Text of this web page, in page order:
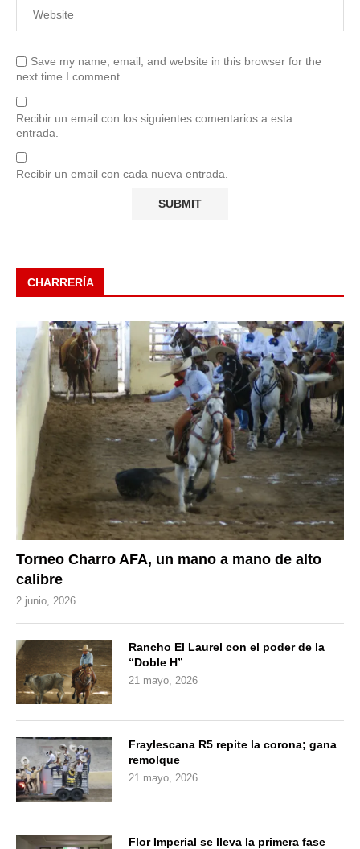
Save my name, email, and website in this browser for the
next time I comment.
Recibir un email con los siguientes comentarios a esta
entrada.
Recibir un email con cada nueva entrada.
CHARRERÍA
Torneo Charro AFA, un mano a mano de alto
calibre
2 junio, 2026
Rancho El Laurel con el poder de la
“Doble H”
21 mayo, 2026
Fraylescana R5 repite la corona; gana
remolque
21 mayo, 2026
Flor Imperial se lleva la primera fase